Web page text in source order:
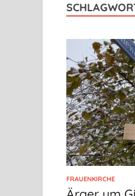
FRAUENKIRCHE